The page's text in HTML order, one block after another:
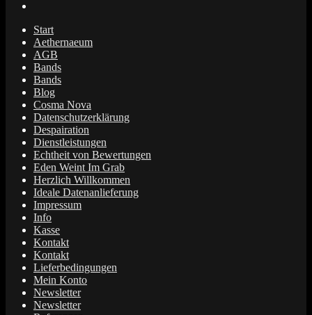
Start
Aethernaeum
AGB
Bands
Bands
Blog
Cosma Nova
Datenschutzerklärung
Despairation
Dienstleistungen
Echtheit von Bewertungen
Eden Weint Im Grab
Herzlich Willkommen
Ideale Datenanlieferung
Impressum
Info
Kasse
Kontakt
Kontakt
Lieferbedingungen
Mein Konto
Newsletter
Newsletter